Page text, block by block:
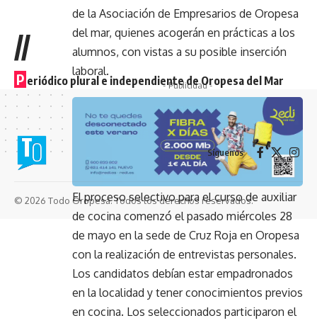
de la Asociación de Empresarios de Oropesa
del mar, quienes acogerán en prácticas a los
alumnos, con vistas a su posible inserción
laboral.
- Publicidad -
El proceso selectivo para el curso de auxiliar
de cocina comenzó el pasado miércoles 28
de mayo en la sede de Cruz Roja en Oropesa
con la realización de entrevistas personales.
Los candidatos debían estar empadronados
en la localidad y tener conocimientos previos
en cocina. Los seleccionados participaron el
//
P eriódico plural e independiente de Oropesa del Mar
Síguenos
© 2026 Todo Oropesa. Todos los derechos reservados.